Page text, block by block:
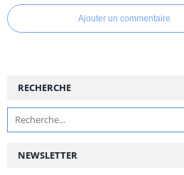
Ajouter un commentaire
NEWSLETTER
RECHERCHE